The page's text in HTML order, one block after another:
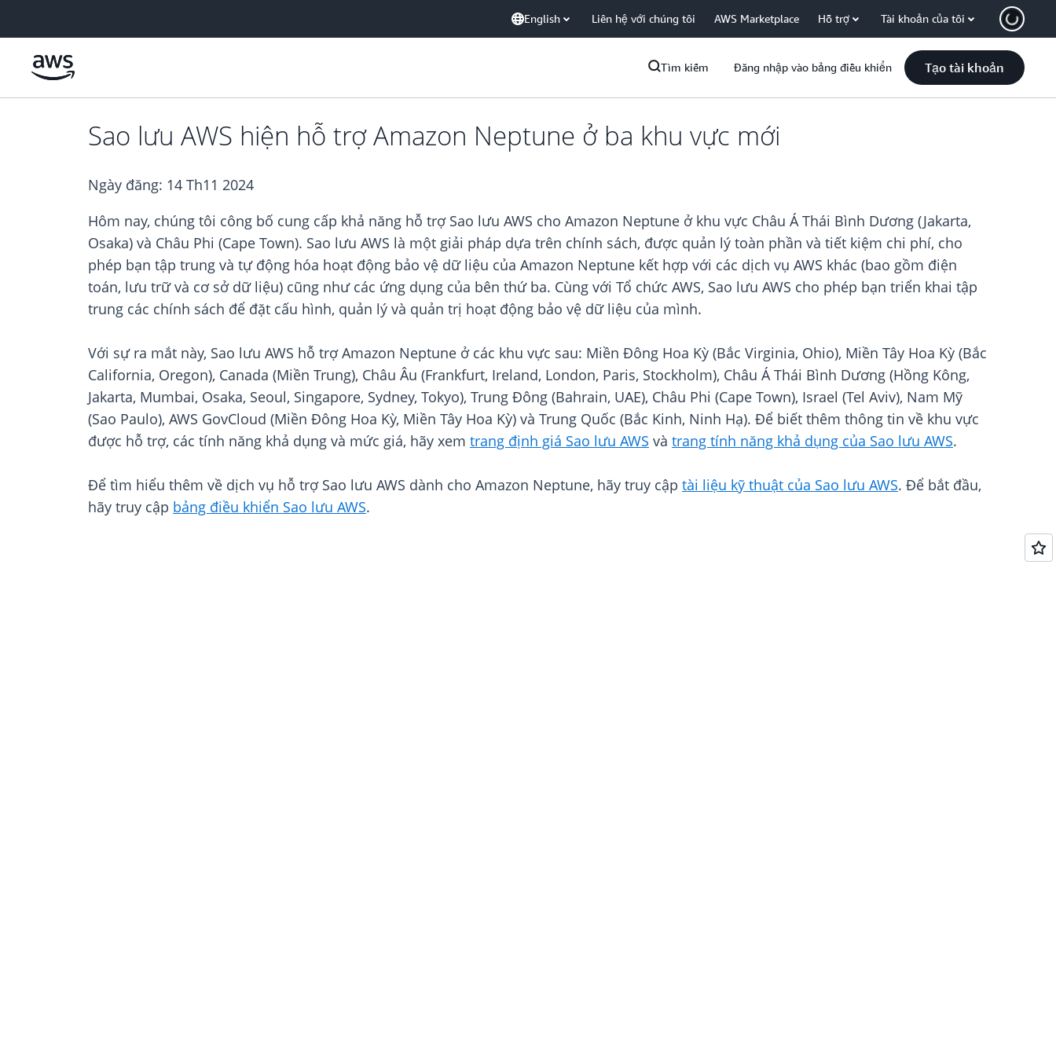
English Liên hệ với chúng tôi AWS Marketplace Hỗ trợ Tài khoản của tôi
Tìm kiếm Đăng nhập vào bảng điều khiển Tạo tài khoản
Sao lưu AWS hiện hỗ trợ Amazon Neptune ở ba khu vực mới
Ngày đăng: 14 Th11 2024
Hôm nay, chúng tôi công bố cung cấp khả năng hỗ trợ Sao lưu AWS cho Amazon Neptune ở khu vực Châu Á Thái Bình Dương (Jakarta,
Osaka) và Châu Phi (Cape Town). Sao lưu AWS là một giải pháp dựa trên chính sách, được quản lý toàn phần và tiết kiệm chi phí, cho
phép bạn tập trung và tự động hóa hoạt động bảo vệ dữ liệu của Amazon Neptune kết hợp với các dịch vụ AWS khác (bao gồm điện
toán, lưu trữ và cơ sở dữ liệu) cũng như các ứng dụng của bên thứ ba. Cùng với Tổ chức AWS, Sao lưu AWS cho phép bạn triển khai tập
trung các chính sách để đặt cấu hình, quản lý và quản trị hoạt động bảo vệ dữ liệu của mình.
Với sự ra mắt này, Sao lưu AWS hỗ trợ Amazon Neptune ở các khu vực sau: Miền Đông Hoa Kỳ (Bắc Virginia, Ohio), Miền Tây Hoa Kỳ (Bắc
California, Oregon), Canada (Miền Trung), Châu Âu (Frankfurt, Ireland, London, Paris, Stockholm), Châu Á Thái Bình Dương (Hồng Kông,
Jakarta, Mumbai, Osaka, Seoul, Singapore, Sydney, Tokyo), Trung Đông (Bahrain, UAE), Châu Phi (Cape Town), Israel (Tel Aviv), Nam Mỹ
(Sao Paulo), AWS GovCloud (Miền Đông Hoa Kỳ, Miền Tây Hoa Kỳ) và Trung Quốc (Bắc Kinh, Ninh Hạ). Để biết thêm thông tin về khu vực
được hỗ trợ, các tính năng khả dụng và mức giá, hãy xem trang định giá Sao lưu AWS và trang tính năng khả dụng của Sao lưu AWS.
Để tìm hiểu thêm về dịch vụ hỗ trợ Sao lưu AWS dành cho Amazon Neptune, hãy truy cập tài liệu kỹ thuật của Sao lưu AWS. Để bắt đầu,
hãy truy cập bảng điều khiển Sao lưu AWS.